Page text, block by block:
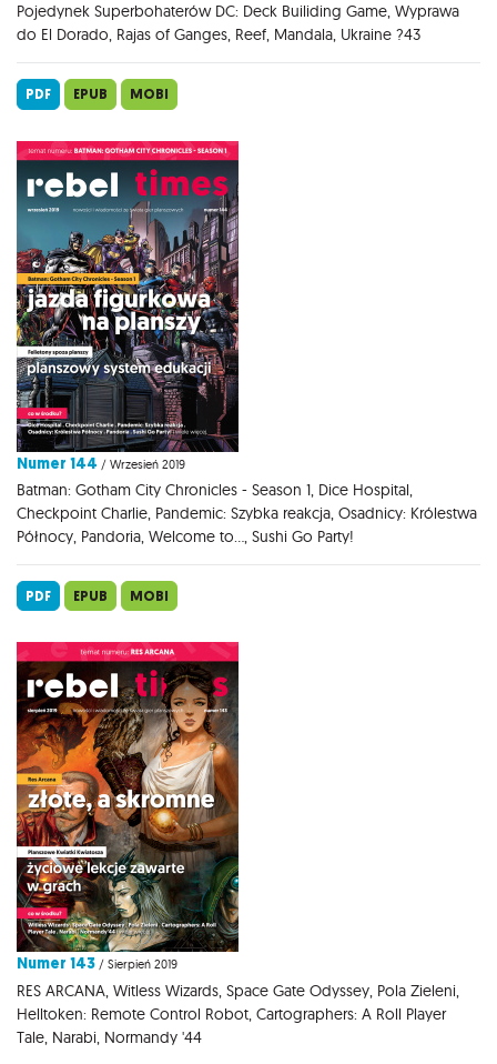
Pojedynek Superbohaterów DC: Deck Builiding Game, Wyprawa
do El Dorado, Rajas of Ganges, Reef, Mandala, Ukraine ?43
PDF EPUB MOBI
Numer 144 / Wrzesień 2019
Batman: Gotham City Chronicles - Season 1, Dice Hospital,
Checkpoint Charlie, Pandemic: Szybka reakcja, Osadnicy: Królestwa
Północy, Pandoria, Welcome to..., Sushi Go Party!
PDF EPUB MOBI
Numer 143 / Sierpień 2019
RES ARCANA, Witless Wizards, Space Gate Odyssey, Pola Zieleni,
Helltoken: Remote Control Robot, Cartographers: A Roll Player
Tale, Narabi, Normandy '44